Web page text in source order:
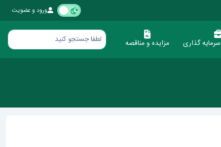
ورود و عضویت
گذاری مزایده و مناقصه